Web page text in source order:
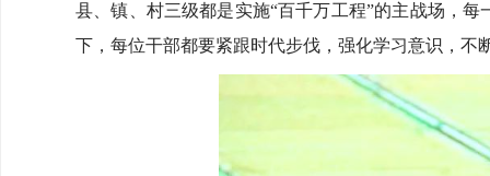
县、镇、村三级都是实施“百千万工程”的主战场，
下，每位干部都要紧跟时代步伐，强化学习意识，不